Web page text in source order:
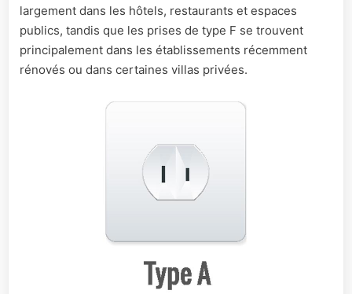
largement dans les hôtels, restaurants et espaces
publics, tandis que les prises de type F se trouvent
principalement dans les établissements récemment
rénovés ou dans certaines villas privées.